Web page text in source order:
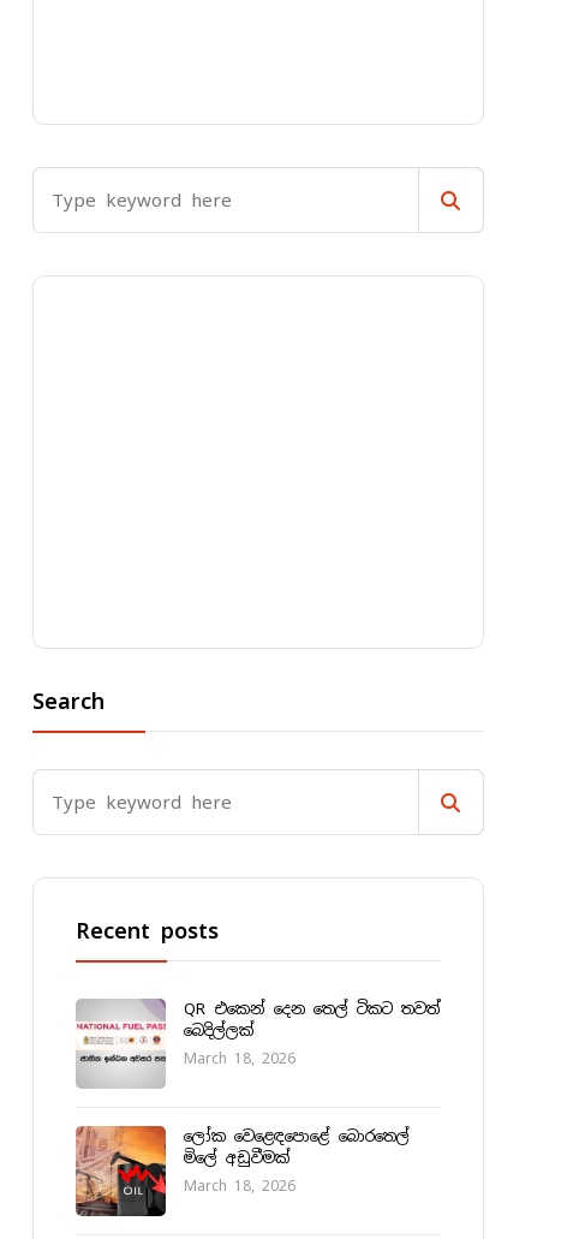
Search
Recent posts
QR එකෙන් දෙන තෙල් ටිකට තවත්
බෙදිල්ලක්
March 18, 2026
ලෝක වෙළෙඳපොළේ බොරතෙල්
මිලේ අඩුවීමක්
March 18, 2026